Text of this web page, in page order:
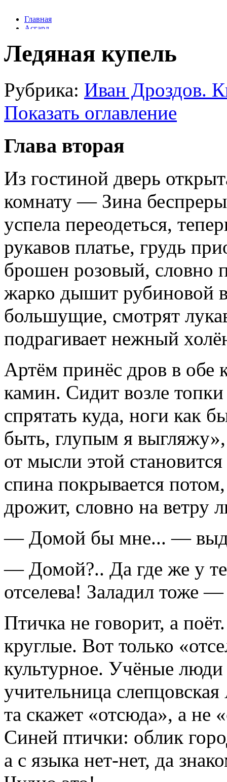
Ледяная купель
Рубрика: Иван Дроздов.
Показать оглавление
Глава вторая
Из гостиной дверь
комнату — Зина
успела переодеться,
рукавов платье, грудь
брошен розовый, словно
жарко дышит рубиновой
большущие, смотрят
подрагивает нежный
Артём принёс дров в обе
камин. Сидит возле топки
спрятать куда, ноги как
быть, глупым я
от мысли этой
спина покрывается
дрожит, словно на ветру
— Домой бы мне... —
— Домой?.. Да где же у
отселева! Заладил тоже
Птичка не говорит, а
круглые. Вот только
культурное. Учёные люди
учительница
та скажет «отсюда», а не
Синей птички: облик
а с языка нет-нет, да